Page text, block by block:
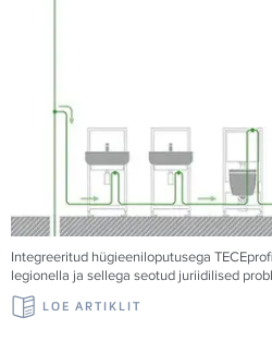
Integreeritud hügieeniloputusega TECE
legionella ja sellega seotud juriidilised
LOE ARTIKLIT